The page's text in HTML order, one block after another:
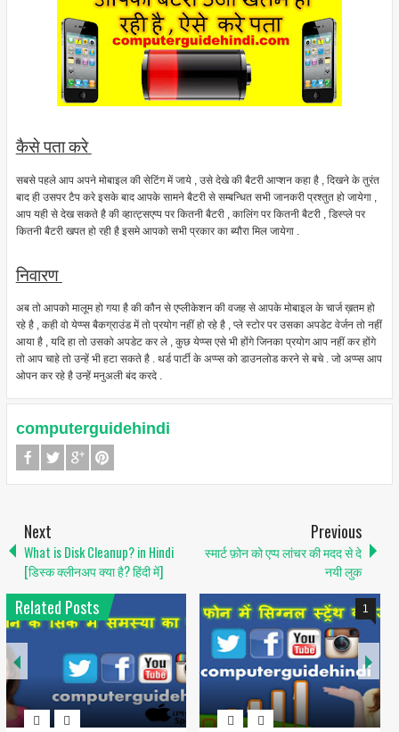
कैसे पता करे
सबसे पहले आप अपने मोबाइल की सेटिंग में जाये , उसे देखे की बैटरी आप्शन कहा है , दिखने के तुरंत
बाद ही उसपर टैप करे इसके बाद आपके सामने बैटरी से सम्बन्धित सभी जानकरी प्रश्तुत हो जायेगा ,
आप यही से देख सकते है की व्हात्ट्सएप्प पर कितनी बैटरी , कालिंग पर कितनी बैटरी , डिस्प्ले पर
कितनी बैटरी खपत हो रही है इसमे आपको सभी प्रकार का ब्यौरा मिल जायेगा .
निवारण
अब तो आपको मालूम हो गया है की कौन से एप्लीकेशन की वजह से आपके मोबाइल के चार्ज ख़तम हो
रहे है , कही वो येप्प्स बैकग्राउंड में तो प्रयोग नहीं हो रहे है , प्ले स्टोर पर उसका अपडेट वेर्जन तो नहीं
आया है , यदि हा तो उसको अपडेट कर ले , कुछ येप्प्स एसे भी होंगे जिनका प्रयोग आप नहीं कर होंगे
तो आप चाहे तो उन्हें भी हटा सकते है . थर्ड पार्टी के अप्प्स को डाउनलोड करने से बचे . जो अप्प्स आप
ओपन कर रहे है उन्हें मनुअली बंद करदे .
computerguidehindi
Next
What is Disk Cleanup? in Hindi
[डिस्क क्लीनअप क्या है? हिंदी में]
Previous
स्मार्ट फ़ोन को एप्प लांचर की मदद से दे
नयी लुक
Related Posts 1